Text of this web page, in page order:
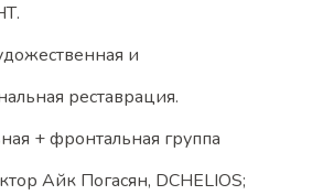
и
реставрация.
+ фронтальная группа
Айк Погасян, DCHELIOS;